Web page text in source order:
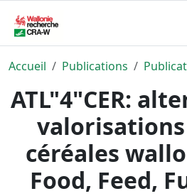
Accueil Publications
ATL"4"CER:
céréales
Food, Feed,